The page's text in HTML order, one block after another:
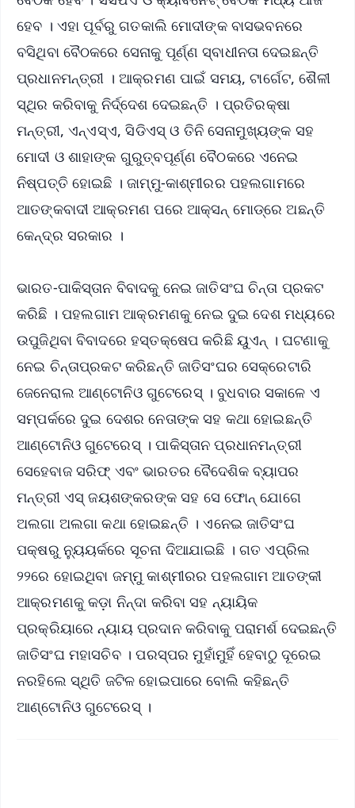
ହେବ । ଏହା ପୂର୍ବରୁ ଗତକାଲି ମୋଦୀଙ୍କ ବାସଭବନରେ
ବସିଥିବା ବୈଠକରେ ସେନାକୁ ପୂର୍ଣ୍ଣ ସ୍ବାଧୀନତା ଦେଇଛନ୍ତି
ପ୍ରଧାନମନ୍ତ୍ରୀ । ଆକ୍ରମଣ ପାଇଁ ସମୟ, ଟାର୍ଗେଟ, ଶୈଳୀ
ସ୍ଥିର କରିବାକୁ ନିର୍ଦ୍ଦେଶ ଦେଇଛନ୍ତି । ପ୍ରତିରକ୍ଷା
ମନ୍ତ୍ରୀ, ଏନ୍‌ଏସ୍‌ଏ, ସିଡିଏସ୍‌ ଓ ତିନି ସେନାମୁଖ୍ୟଙ୍କ ସହ
ମୋଦୀ ଓ ଶାହାଙ୍କ ଗୁରୁତ୍ବପୂର୍ଣ୍ଣ ବୈଠକରେ ଏନେଇ
ନିଷ୍ପତ୍ତି ହୋଇଛି । ଜାମ୍ମୁ-କାଶ୍ମୀରର ପହଲଗାମରେ
ଆତଙ୍କବାଦୀ ଆକ୍ରମଣ ପରେ ଆକ୍ସନ୍‌ ମୋଡ୍‌ରେ ଅଛନ୍ତି
କେନ୍ଦ୍ର ସରକାର ।
ଭାରତ-ପାକିସ୍ତାନ ବିବାଦକୁ ନେଇ ଜାତିସଂଘ ଚିନ୍ତା ପ୍ରକଟ
କରିଛି । ପହଲଗାମ ଆକ୍ରମଣକୁ ନେଇ ଦୁଇ ଦେଶ ମଧ୍ୟରେ
ଉପୁଜିଥିବା ବିବାଦରେ ହସ୍ତକ୍ଷେପ କରିଛି ୟୁଏନ୍ । ଘଟଣାକୁ
ନେଇ ଚିନ୍ତାପ୍ରକଟ କରିଛନ୍ତି ଜାତିସଂଘର ସେକ୍ରେଟାରି
ଜେନେରାଲ ଆଣ୍ଟୋନିଓ ଗୁଟେରେସ୍ । ବୁଧବାର ସକାଳେ ଏ
ସମ୍ପର୍କରେ ଦୁଇ ଦେଶର ନେତାଙ୍କ ସହ କଥା ହୋଇଛନ୍ତି
ଆଣ୍ଟୋନିଓ ଗୁଟେରେସ୍ । ପାକିସ୍ତାନ ପ୍ରଧାନମନ୍ତ୍ରୀ
ସେହେବାଜ ସରିଫ୍ ଏବଂ ଭାରତର ବୈଦେଶିକ ବ୍ୟାପର
ମନ୍ତ୍ରୀ ଏସ୍ ଜୟଶଙ୍କରଙ୍କ ସହ ସେ ଫୋନ୍ ଯୋଗେ
ଅଲଗା ଅଲଗା କଥା ହୋଇଛନ୍ତି । ଏନେଇ ଜାତିସଂଘ
ପକ୍ଷରୁ ନ୍ୟୁୟର୍କରେ ସୂଚନା ଦିଆଯାଇଛି । ଗତ ଏପ୍ରିଲ
୨୨ରେ ହୋଇଥିବା ଜମ୍ମୁ କାଶ୍ମୀରର ପହଲଗାମ ଆତଙ୍କୀ
ଆକ୍ରମଣକୁ କଡ଼ା ନିନ୍ଦା କରିବା ସହ ନ୍ୟାୟିକ
ପ୍ରକ୍ରିୟାରେ ନ୍ୟାୟ ପ୍ରଦାନ କରିବାକୁ ପରାମର୍ଶ ଦେଇଛନ୍ତି
ଜାତିସଂଘ ମହାସଚିବ । ପରସ୍ପର ମୁହାଁମୁହିଁ ହେବାଠୁ ଦୂରେଇ
ନରହିଲେ ସ୍ଥିତି ଜଟିଳ ହୋଇପାରେ ବୋଲି କହିଛନ୍ତି
ଆଣ୍ଟୋନିଓ ଗୁଟେରେସ୍ ।